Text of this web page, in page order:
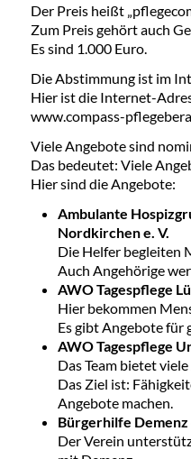
Der Preis heißt
Zum Preis gehört auch
Es sind 1.000 Euro.
Die Abstimmung ist im
Hier ist die Internet-
www.compass-
Viele Angebote sind
Das bedeutet: Viele
Hier sind die Angebote:
Ambulante
Nordkirchen e. V.
Die Helfer begleiten
Auch Angehörige
AWO Tagespflege
Hier bekommen
Es gibt Angebote für
AWO Tagespflege
Das Team bietet
Das Ziel ist:
Angebote machen.
Bürgerhilfe Demenz
Der Verein